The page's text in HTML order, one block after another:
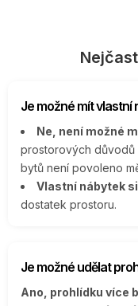
Je možné mít vlastní
Ne, není možné
prostorových důvodů
bytů není povoleno
Vlastní nábytek
dostatek prostoru.
Je možné udělat
Ano, prohlídku více